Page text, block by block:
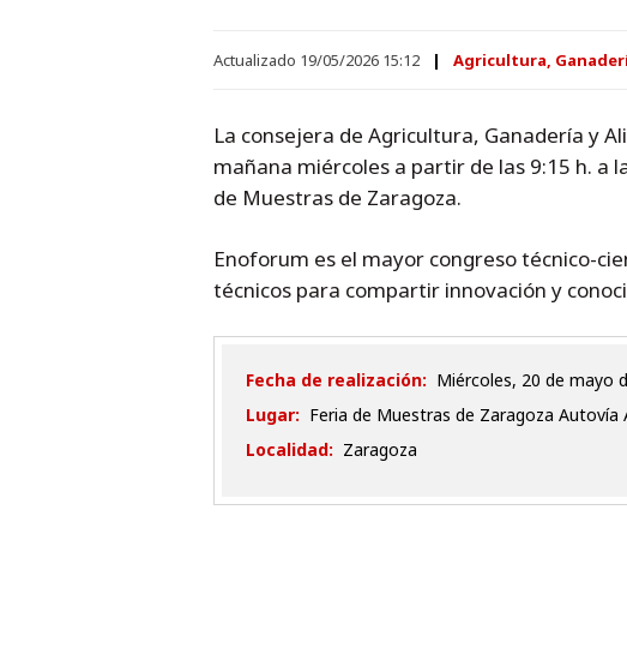
Actualizado 19/05/2026 15:12 Agricultura,
La consejera de Agricultura, Ganadería y
mañana miércoles a partir de las 9:15 h. a
de Muestras de Zaragoza.
Enoforum es el mayor congreso técnico-
técnicos para compartir innovación y
Fecha de realización:
miércoles, 20 de mayo
Lugar: Feria de Muestras de Zaragoza Autovía
Localidad: Zaragoza